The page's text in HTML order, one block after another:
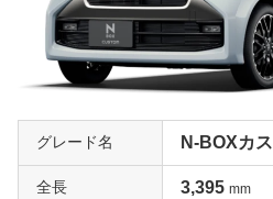
折り畳み式スロープで車椅子の
スロープ L ターボ Honda
G・Lはフロントにベンチシー
イド&カーテンエアバッグ、右
閉、パドルシフトが備わる点だ
リ波レーダーを使用した自動ブ
グレード名 N-BOXカ
全長 3,395 mm